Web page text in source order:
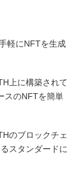
軽にNFTを生成
上に構築されて
スのNFTを簡単
のブロックチェ
スタンダードに